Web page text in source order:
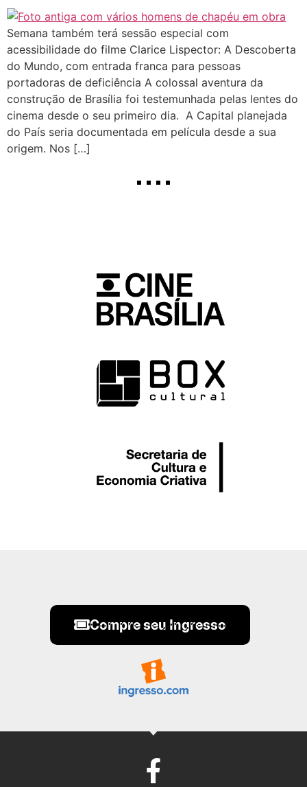
Semana também terá sessão especial com
acessibilidade do filme Clarice Lispector: A Descoberta
do Mundo, com entrada franca para pessoas
portadoras de deficiência A colossal aventura da
construção de Brasília foi testemunhada pelas lentes do
cinema desde o seu primeiro dia. A Capital planejada
do País seria documentada em película desde a sua
origem. Nos […]
Compre seu Ingresso